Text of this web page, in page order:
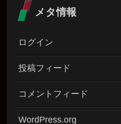
メタ情報
ログイン
投稿フィード
コメントフィード
WordPress.org